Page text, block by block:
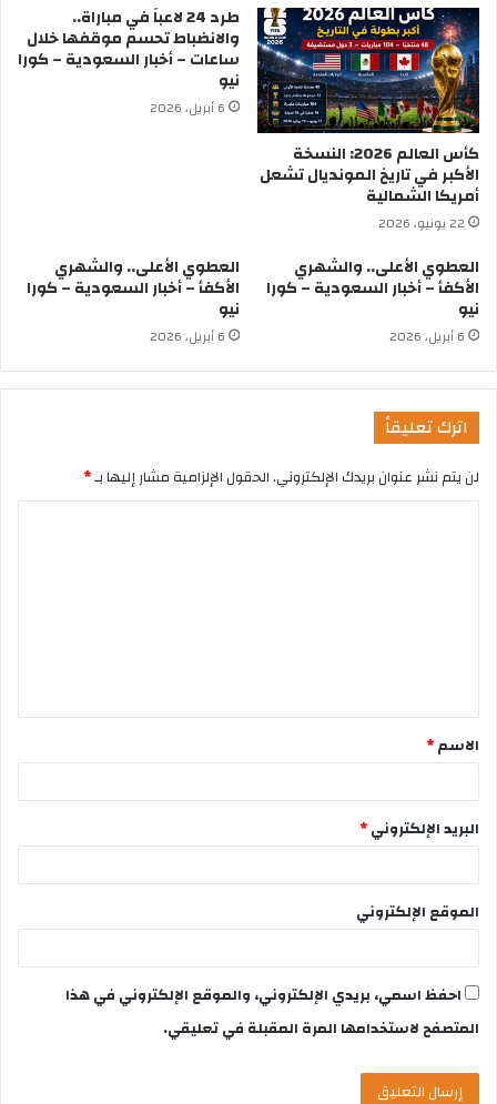
كأس العالم 2026: النسخة
الأكبر في تاريخ المونديال تشعل
أمريكا الشمالية
22 يونيو، 2026
طرد 24 لاعباً في مباراة..
والانضباط تحسم موقفها خلال
ساعات – أخبار السعودية – كورا
نيو
6 أبريل، 2026
العطوي الأعلى.. والشهري
الأكفأ – أخبار السعودية – كورا
نيو
6 أبريل، 2026
العطوي الأعلى.. والشهري
الأكفأ – أخبار السعودية – كورا
نيو
6 أبريل، 2026
اترك تعليقاً
لن يتم نشر عنوان بريدك الإلكتروني.الحقول الإلزامية مشار إليها بـ*
الاسم*
البريد الإلكتروني*
الموقع الإلكتروني
احفظ اسمي، بريدي الإلكتروني، والموقع الإلكتروني في هذا
المتصفح لاستخدامها المرة المقبلة في تعليقي.